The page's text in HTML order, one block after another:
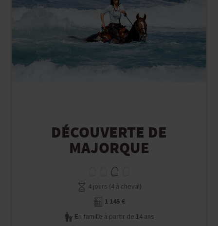
DÉCOUVERTE DE
MAJORQUE
4 jours (4 à cheval)
1 145 €
En famille à partir de 14 ans